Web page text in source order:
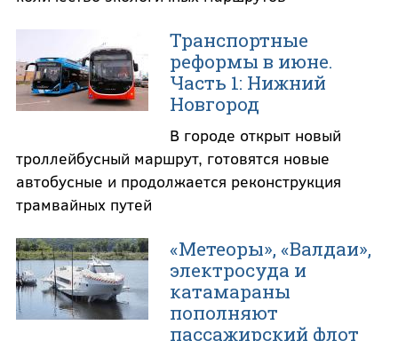
Транспортные
реформы в июне.
Часть 1: Нижний
Новгород
В городе открыт новый
троллейбусный маршрут, готовятся новые
автобусные и продолжается реконструкция
трамвайных путей
«Метеоры», «Валдаи»,
электросуда и
катамараны
пополняют
пассажирский флот